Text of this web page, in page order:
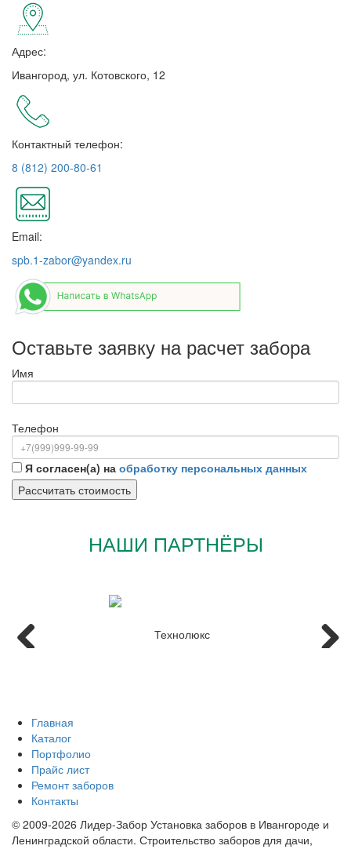
Адрес:
Ивангород, ул. Котовского, 12
Контактный телефон:
8 (812) 200-80-61
Email:
spb.1-zabor@yandex.ru
Оставьте заявку на расчет забора
Имя
Телефон
Я согласен(а) на обработку персональных данных
НАШИ ПАРТНЁРЫ
Главная
Каталог
Портфолио
Прайс лист
Ремонт заборов
Контакты
© 2009-2026 Лидер-Забор Установка заборов в Ивангороде и
Ленинградской области. Строительство заборов для дачи,